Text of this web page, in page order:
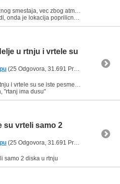
rtanj nije dobar zbog luksuznog smestaja, vec zbog atmosfere i cinjenice da je maltene na samoj stazi.
je lokacija poprilicno losa.
u rtnju i vrtele su
(25 Odgovora, 31.691 Pregleda) od
ja sam bio pre 3 nedelje u rtnju i vrtele su se iste pesme svaki dan.
"rtanj ima dusu"
su vrteli samo 2
(25 Odgovora, 31.691 Pregleda) od
samo 2 diska u rtnju